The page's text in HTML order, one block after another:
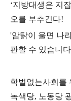
‘지방대생은 지
오를 부추긴다!
'암탉이 울면 나
판할 수 있습니
학벌없는사회를
녹색당, 노동당